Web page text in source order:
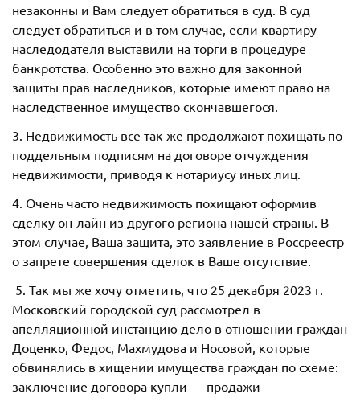
незаконны и Вам следует обратиться в суд. В суд
следует обратиться и в том случае, если квартиру
наследодателя выставили на торги в процедуре
банкротства. Особенно это важно для законной
защиты прав наследников, которые имеют право на
наследственное имущество скончавшегося.
3. Недвижимость все так же продолжают похищать по
поддельным подписям на договоре отчуждения
недвижимости, приводя к нотариусу иных лиц.
4. Очень часто недвижимость похищают оформив
сделку он-лайн из другого региона нашей страны. В
этом случае, Ваша защита, это заявление в Россреестр
о запрете совершения сделок в Ваше отсутствие.
5. Так мы же хочу отметить, что 25 декабря 2023 г.
Московский городской суд рассмотрел в
апелляционной инстанцию дело в отношении граждан
Доценко, Федос, Махмудова и Носовой, которые
обвинялись в хищении имущества граждан по схеме:
заключение договора купли — продажи